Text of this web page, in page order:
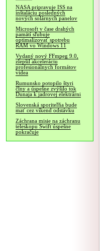
NASA pripravuje ISS na
inštaláciu posledných
nových solárnych panelov
Microsoft v čase drahých
pamätí sľubuje
optimalizovať spotrebu
RAM vo Windows 11
Vydaný nový FFmpeg 9.0,
zlepšil akceleráciu
profesionálnych formátov
videa
Rumunsko potopilo štyri
člny a úspešne zvýšilo tok
Dunaja k jadrovej elektrárni
Slovenská sporiteľňa bude
mať cez víkend odstávku
Záchrana misie na záchranu
teleskopu Swift úspešne
pokračuje